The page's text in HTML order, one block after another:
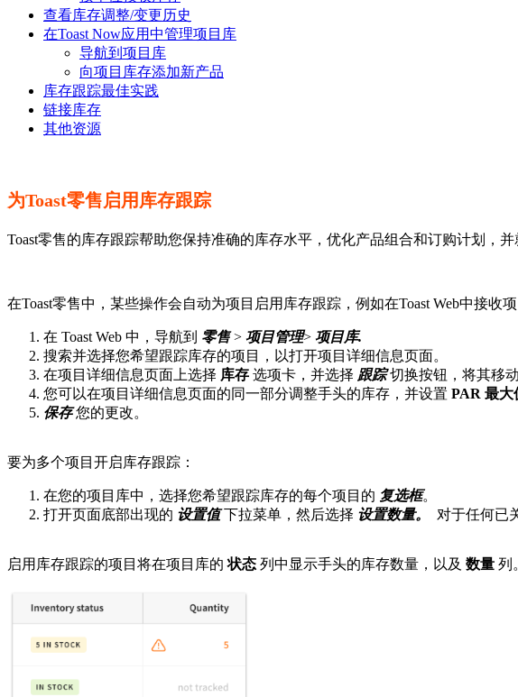
查看库存调整/变更历史
在Toast Now应用中管理项目库
导航到项目库
向项目库存添加新产品
库存跟踪最佳实践
链接库存
其他资源
为Toast零售启用库存跟踪
Toast零售的库存跟踪帮助您保持准确的库存水平，优化产品组合和订购计划，
在Toast零售中，某些操作会自动为项目启用库存跟踪，例如在Toast Web中接
在 Toast Web 中，导航到 零售> 项目管理> 项目库.
搜索并选择您希望跟踪库存的项目，以打开项目详细信息页面。
在项目详细信息页面上选择 库存 选项卡，并选择 跟踪切换按钮，将其移
您可以在项目详细信息页面的同一部分调整手头的库存，并设置 PAR 最大
保存您的更改。
要为多个项目开启库存跟踪：
在您的项目库中，选择您希望跟踪库存的每个项目的 复选框。
打开页面底部出现的 设置值下拉菜单，然后选择 设置数量。 对于任何已
启用库存跟踪的项目将在项目库的状态 列中显示手头的库存数量，以及 数量 列